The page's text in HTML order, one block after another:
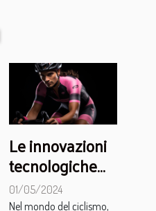
Le innovazioni
tecnologiche
nelle salopette
01/05/2024
Nel mondo del ciclismo,